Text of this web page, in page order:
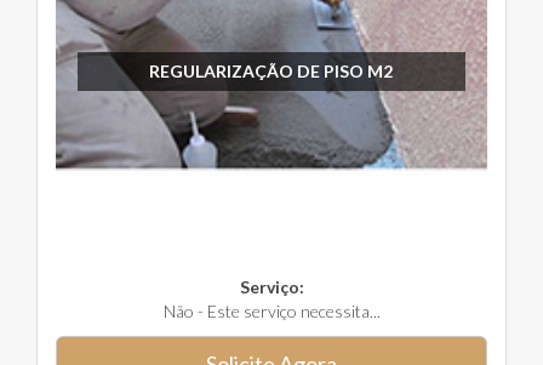
REGULARIZAÇÃO DE PISO M2
Serviço:
Não - Este serviço necessita...